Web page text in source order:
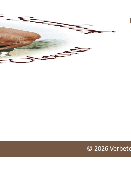
Fokkerij Keuringen
© 2026